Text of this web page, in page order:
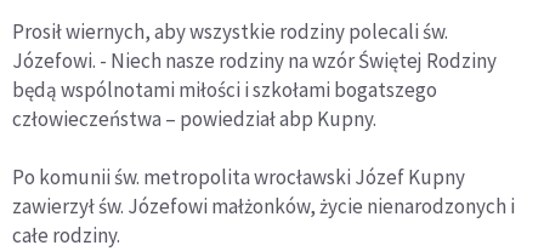
Prosił wiernych, aby wszystkie rodziny polecali św.
Józefowi. - Niech nasze rodziny na wzór Świętej Rodziny
będą wspólnotami miłości i szkołami bogatszego
człowieczeństwa – powiedział abp Kupny.
Po komunii św. metropolita wrocławski Józef Kupny
zawierzył św. Józefowi małżonków, życie nienarodzonych i
całe rodziny.